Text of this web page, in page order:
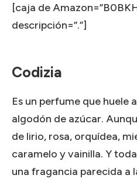
[caja de
descripción=”.”]
Codizia
Es un perfume que huele
algodón de azúcar.
de lirio, rosa, orquídea,
caramelo y vainilla. Y
una fragancia parecida a